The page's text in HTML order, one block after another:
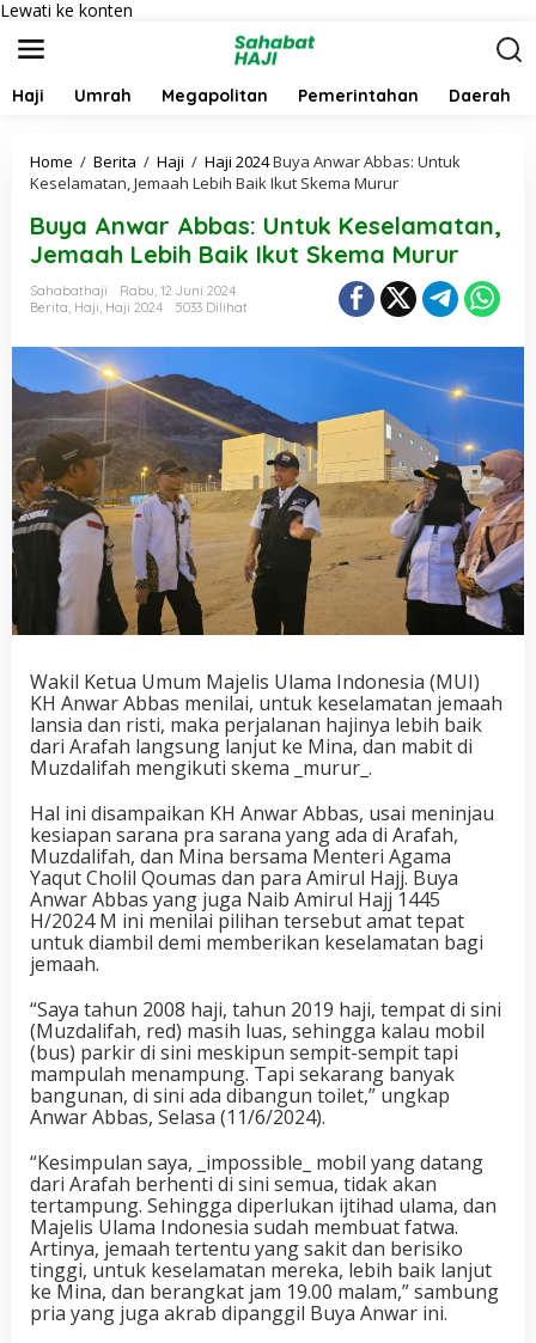
Lewati ke konten
Haji Umrah Megapolitan Pemerintahan Daerah
Home / Berita / Haji / Haji 2024Buya Anwar Abbas: Untuk
Keselamatan, Jemaah Lebih Baik Ikut Skema Murur
Buya Anwar Abbas: Untuk Keselamatan,
Jemaah Lebih Baik Ikut Skema Murur
Sahabathaji
Rabu, 12 Juni 2024
Berita, Haji, Haji 2024 5033 Dilihat
Wakil Ketua Umum Majelis Ulama Indonesia (MUI)
KH Anwar Abbas menilai, untuk keselamatan jemaah
lansia dan risti, maka perjalanan hajinya lebih baik
dari Arafah langsung lanjut ke Mina, dan mabit di
Muzdalifah mengikuti skema _murur_.
Hal ini disampaikan KH Anwar Abbas, usai meninjau
kesiapan sarana pra sarana yang ada di Arafah,
Muzdalifah, dan Mina bersama Menteri Agama
Yaqut Cholil Qoumas dan para Amirul Hajj. Buya
Anwar Abbas yang juga Naib Amirul Hajj 1445
H/2024 M ini menilai pilihan tersebut amat tepat
untuk diambil demi memberikan keselamatan bagi
jemaah.
“Saya tahun 2008 haji, tahun 2019 haji, tempat di sini
(Muzdalifah, red) masih luas, sehingga kalau mobil
(bus) parkir di sini meskipun sempit-sempit tapi
mampulah menampung. Tapi sekarang banyak
bangunan, di sini ada dibangun toilet,” ungkap
Anwar Abbas, Selasa (11/6/2024).
“Kesimpulan saya, _impossible_ mobil yang datang
dari Arafah berhenti di sini semua, tidak akan
tertampung. Sehingga diperlukan ijtihad ulama, dan
Majelis Ulama Indonesia sudah membuat fatwa.
Artinya, jemaah tertentu yang sakit dan berisiko
tinggi, untuk keselamatan mereka, lebih baik lanjut
ke Mina, dan berangkat jam 19.00 malam,” sambung
pria yang juga akrab dipanggil Buya Anwar ini.